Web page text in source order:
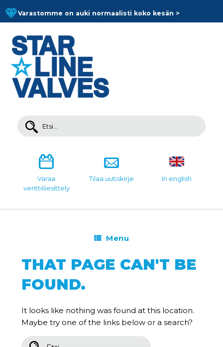
to
content
Varastomme on auki normaalisti koko kesän >
Search
for:
Varaa
venttiiliesittely
Tilaa uutiskirje In english
Menu
THAT PAGE CAN'T BE
FOUND.
It looks like nothing was found at this location.
Maybe try one of the links below or a search?
Search